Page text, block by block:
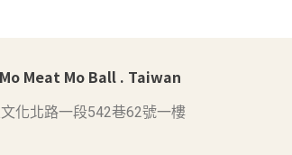
Meat Mo Ball . Taiwan
化北路一段542巷62號一樓